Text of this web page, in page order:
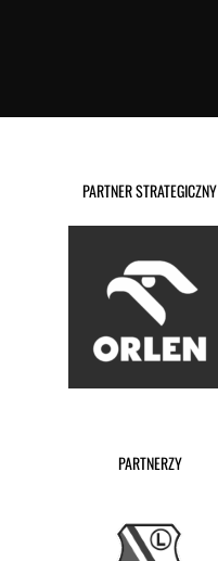
PARTNER STRATEGICZNY
PARTNERZY